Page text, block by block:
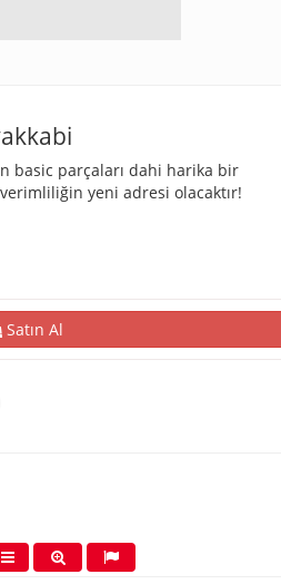
basic parçaları dahi harika bir
yeni adresi olacaktır!
Satın Al